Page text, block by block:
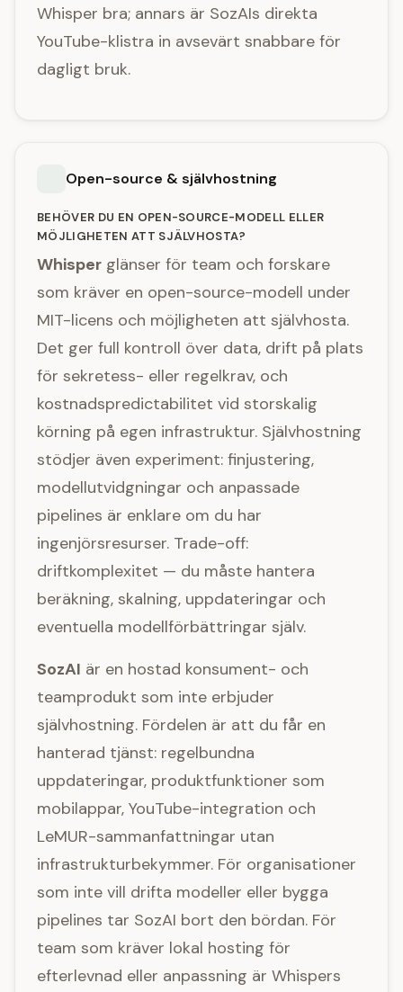
Whisper bra; annars är SozAIs direkta
YouTube-klistra in avsevärt snabbare för
dagligt bruk.
Open-source & självhostning
BEHÖVER DU EN OPEN-SOURCE-MODELL ELLER
MÖJLIGHETEN ATT SJÄLVHOSTA?
Whisper glänser för team och forskare
som kräver en open-source-modell under
MIT-licens och möjligheten att självhosta.
Det ger full kontroll över data, drift på plats
för sekretess- eller regelkrav, och
kostnadspredictabilitet vid storskalig
körning på egen infrastruktur. Självhostning
stödjer även experiment: finjustering,
modellutvidgningar och anpassade
pipelines är enklare om du har
ingenjörsresurser. Trade-off:
driftkomplexitet — du måste hantera
beräkning, skalning, uppdateringar och
eventuella modellförbättringar själv.
SozAI är en hostad konsument- och
teamprodukt som inte erbjuder
självhostning. Fördelen är att du får en
hanterad tjänst: regelbundna
uppdateringar, produktfunktioner som
mobilappar, YouTube-integration och
LeMUR-sammanfattningar utan
infrastrukturbekymmer. För organisationer
som inte vill drifta modeller eller bygga
pipelines tar SozAI bort den bördan. För
team som kräver lokal hosting för
efterlevnad eller anpassning är Whispers